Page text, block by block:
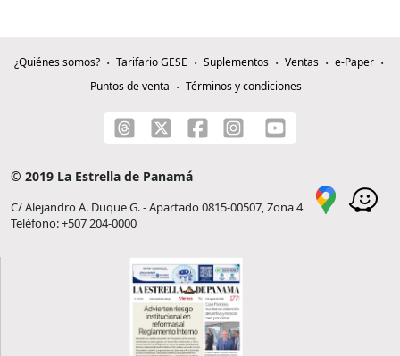
¿Quiénes somos? Tarifario GESE Suplementos Ventas
e-Paper
Puntos de venta
Términos y condiciones
© 2019 La Estrella de Panamá
C/ Alejandro A. Duque G. - Apartado 0815-00507, Zona 4
Teléfono: +507 204-0000